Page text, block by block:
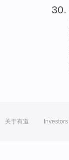
关于有道 Investors